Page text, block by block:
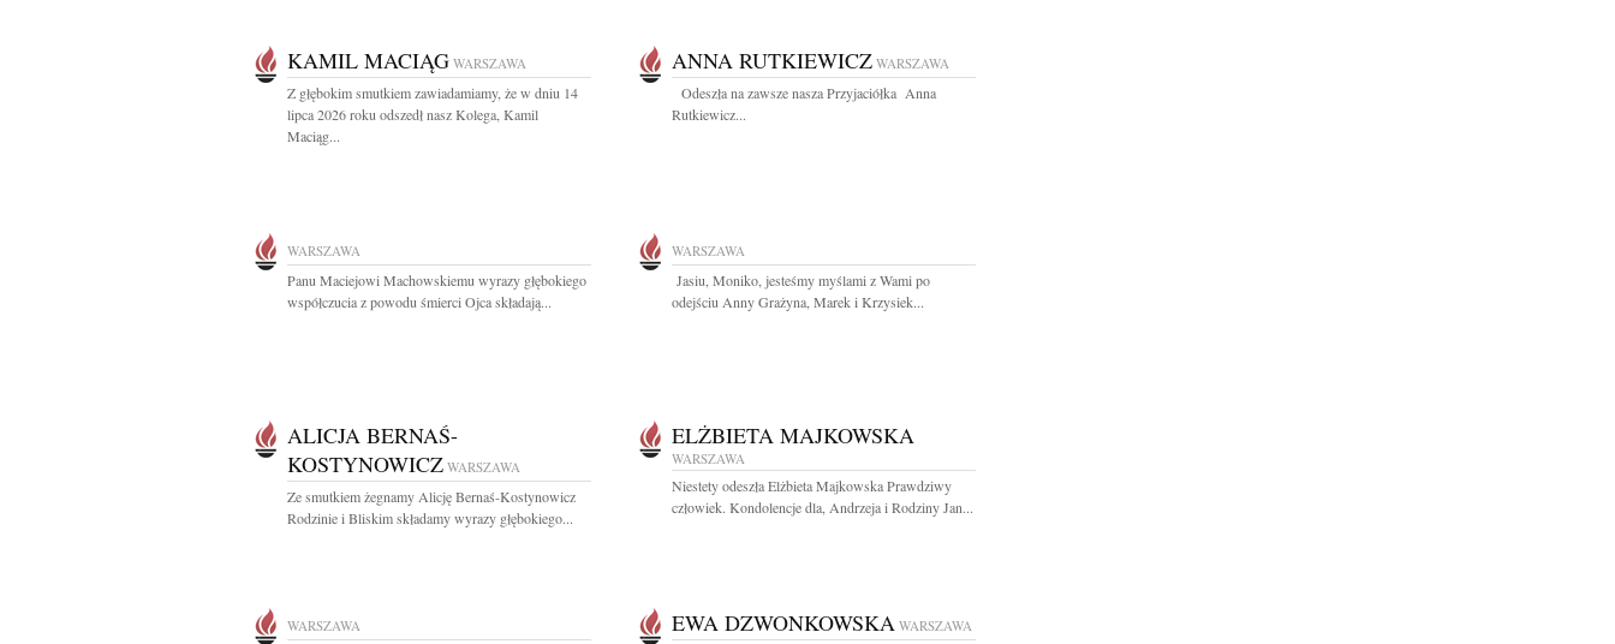
KAMIL MACIĄG WARSZAWA
Z głębokim smutkiem zawiadamiamy, że w dniu 14
lipca 2026 roku odszedł nasz Kolega, Kamil
Maciąg...
ANNA RUTKIEWICZ WARSZAWA
Odeszła na zawsze nasza Przyjaciółka Anna
Rutkiewicz...
WARSZAWA
Panu Maciejowi Machowskiemu wyrazy głębokiego
współczucia z powodu śmierci Ojca składają...
WARSZAWA
Jasiu, Moniko, jesteśmy myślami z Wami po
odejściu Anny Grażyna, Marek i Krzysiek...
ALICJA BERNAŚ-
KOSTYNOWICZ WARSZAWA
Ze smutkiem żegnamy Alicję Bernaś-Kostynowicz
Rodzinie i Bliskim składamy wyrazy głębokiego...
ELŻBIETA MAJKOWSKA
WARSZAWA
Niestety odeszła Elżbieta Majkowska Prawdziwy
człowiek. Kondolencje dla, Andrzeja i Rodziny Jan...
WARSZAWA EWA DZWONKOWSKA WARSZAWA